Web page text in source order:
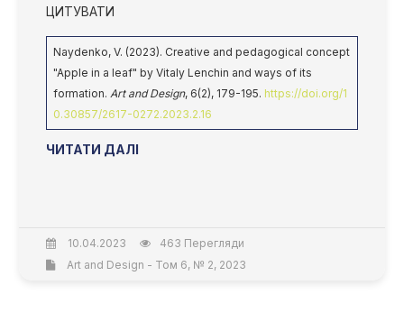
ЦИТУВАТИ
Naydenko, V. (2023). Creative and pedagogical concept
"Apple in a leaf" by Vitaly Lenchin and ways of its
formation. Art and Design, 6(2), 179-195. https://doi.org/1
0.30857/2617-0272.2023.2.16
ЧИТАТИ ДАЛІ
10.04.2023
463 Перегляди
Art and Design - Том 6, № 2, 2023